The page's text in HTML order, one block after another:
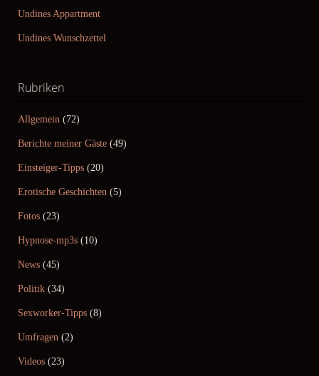
Undines Appartment
Undines Wunschzettel
Rubriken
Allgemein (72)
Berichte meiner Gäste (49)
Einsteiger-Tipps (20)
Erotische Geschichten (5)
Fotos (23)
Hypnose-mp3s (10)
News (45)
Politik (34)
Sexworker-Tipps (8)
Umfragen (2)
Videos (23)